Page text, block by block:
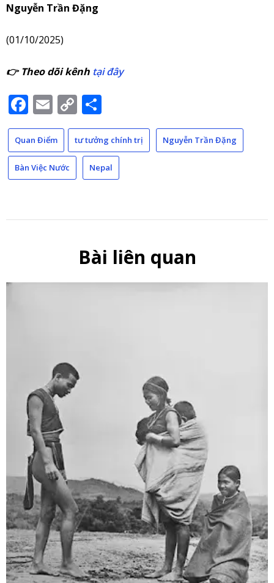
Nguyễn Trần Đặng
(01/10/2025)
👉 Theo dõi kênh tại đây
Facebook
Email
Copy
Link
Quan Điểm tư tưởng chính trị Nguyễn Trần Đặng
Bàn Việc Nước Nepal
Bài liên quan